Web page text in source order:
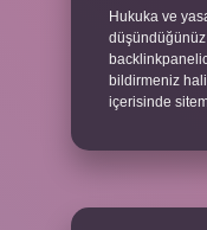
Hukuka ve
bildirmeniz
içerisinde